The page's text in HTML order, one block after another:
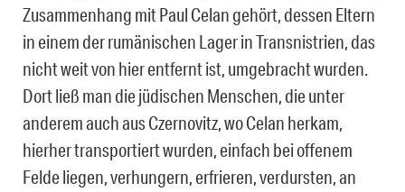
Zusammenhang mit Paul Celan gehört, dessen Eltern
in einem der rumänischen Lager in Transnistrien, das
nicht weit von hier entfernt ist, umgebracht wurden.
Dort ließ man die jüdischen Menschen, die unter
anderem auch aus Czernovitz, wo Celan herkam,
hierher transportiert wurden, einfach bei offenem
Felde liegen, verhungern, erfrieren, verdursten, an